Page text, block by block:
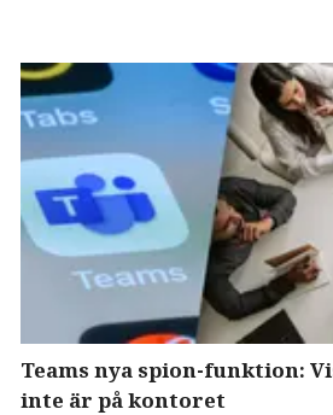
Teams nya spion-funktion:
inte är på kontoret